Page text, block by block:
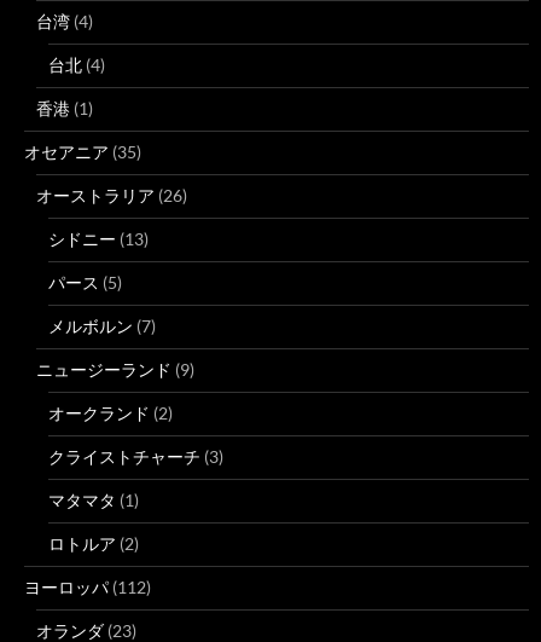
台湾 (4)
台北 (4)
香港 (1)
オセアニア (35)
オーストラリア (26)
シドニー (13)
パース (5)
メルボルン (7)
ニュージーランド (9)
オークランド (2)
クライストチャーチ (3)
マタマタ (1)
ロトルア (2)
ヨーロッパ (112)
オランダ (23)